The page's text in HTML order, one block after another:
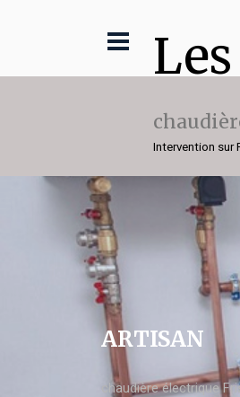
Intervention sur
ARTISAN
chaudière électrique